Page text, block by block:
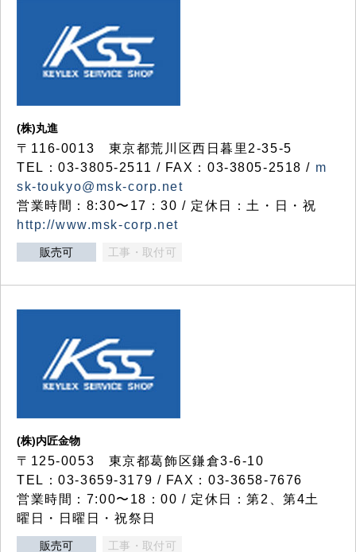
(株)丸進
〒116-0013 東京都荒川区西日暮里2-35-5
TEL：03-3805-2511 / FAX：03-3805-2518 / m
sk-toukyo@msk-corp.net
営業時間：8:30〜17：30 / 定休日：土・日・祝
http://www.msk-corp.net
販売可 工事・取付可
(株)内匠金物
〒125-0053 東京都葛飾区鎌倉3-6-10
TEL：03-3659-3179 / FAX：03-3658-7676
営業時間：7:00〜18：00 / 定休日：第2、第4土
曜日・日曜日・祝祭日
販売可 工事・取付可